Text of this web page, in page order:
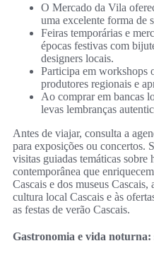
O Mercado da Vila
uma excelente forma de
Feiras temporárias e
épocas festivas com
designers locais.
Participa em workshops
produtores regionais e
Ao comprar em bancas
levas lembranças
Antes de viajar, consulta a
para exposições ou concertos.
visitas guiadas temáticas sobre
contemporânea que
Cascais e dos museus
cultura local Cascais e às
as festas de verão Cascais.
Gastronomia e vida noturna: